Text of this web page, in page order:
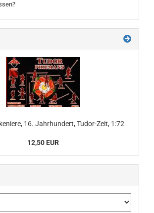
16. Jahrhundert, Tudor-Zeit, 1:72
12,50 EUR